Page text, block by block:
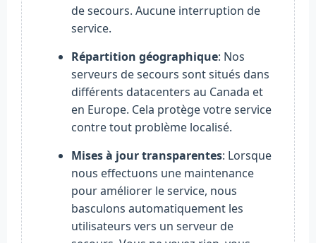
de secours. Aucune interruption de
service.
Répartition géographique: Nos
serveurs de secours sont situés dans
différents datacenters au Canada et
en Europe. Cela protège votre service
contre tout problème localisé.
Mises à jour transparentes: Lorsque
nous effectuons une maintenance
pour améliorer le service, nous
basculons automatiquement les
utilisateurs vers un serveur de